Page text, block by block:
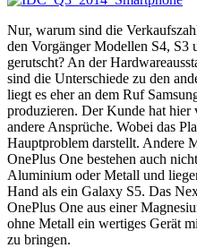
Nur, warum sind die
den Vorgänger Modellen S4, S3
gerutscht? An der
sind die Unterschiede zu den
liegt es eher an dem Ruf
produzieren. Der Kunde hat
andere Ansprüche. Wobei das
Hauptproblem darstellt. Andere
OnePlus One bestehen auch
Aluminium oder Metall und
Hand als ein Galaxy S5. Das
OnePlus One aus einer
ohne Metall ein wertiges Gerät
zu bringen.